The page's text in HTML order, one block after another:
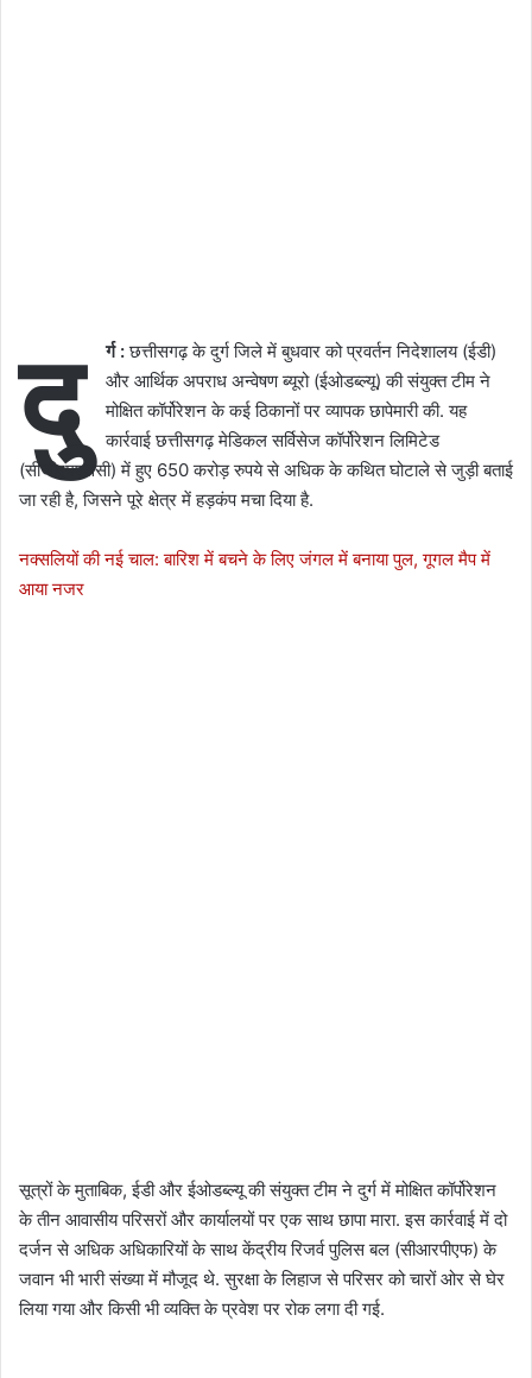
दु र्ग :छत्तीसगढ़ के दुर्ग जिले में बुधवार को प्रवर्तन निदेशालय (ईडी)
और आर्थिक अपराध अन्वेषण ब्यूरो (ईओडब्ल्यू) की संयुक्त टीम ने
मोक्षित कॉर्पोरेशन के कई ठिकानों पर व्यापक छापेमारी की. यह
कार्रवाई छत्तीसगढ़ मेडिकल सर्विसेज कॉर्पोरेशन लिमिटेड
(सीजीएमएससी) में हुए 650 करोड़ रुपये से अधिक के कथित घोटाले से जुड़ी बताई
जा रही है, जिसने पूरे क्षेत्र में हड़कंप मचा दिया है.
नक्सलियों की नई चाल: बारिश में बचने के लिए जंगल में बनाया पुल, गूगल मैप में
आया नजर
सूत्रों के मुताबिक, ईडी और ईओडब्ल्यू की संयुक्त टीम ने दुर्ग में मोक्षित कॉर्पोरेशन
के तीन आवासीय परिसरों और कार्यालयों पर एक साथ छापा मारा. इस कार्रवाई में दो
दर्जन से अधिक अधिकारियों के साथ केंद्रीय रिजर्व पुलिस बल (सीआरपीएफ) के
जवान भी भारी संख्या में मौजूद थे. सुरक्षा के लिहाज से परिसर को चारों ओर से घेर
लिया गया और किसी भी व्यक्ति के प्रवेश पर रोक लगा दी गई.